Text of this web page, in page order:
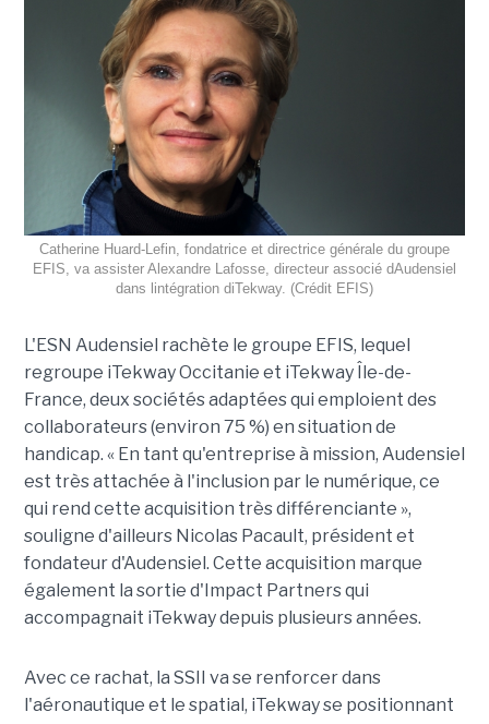
Catherine Huard-Lefin, fondatrice et directrice générale du groupe
EFIS, va assister Alexandre Lafosse, directeur associé dAudensiel
dans lintégration diTekway. (Crédit EFIS)
L'ESN Audensiel rachète le groupe EFIS, lequel
regroupe iTekway Occitanie et iTekway Île-de-
France, deux sociétés adaptées qui emploient des
collaborateurs (environ 75 %) en situation de
handicap. « En tant qu'entreprise à mission, Audensiel
est très attachée à l'inclusion par le numérique, ce
qui rend cette acquisition très différenciante »,
souligne d'ailleurs Nicolas Pacault, président et
fondateur d'Audensiel. Cette acquisition marque
également la sortie d'Impact Partners qui
accompagnait iTekway depuis plusieurs années.
Avec ce rachat, la SSII va se renforcer dans
l'aéronautique et le spatial, iTekway se positionnant